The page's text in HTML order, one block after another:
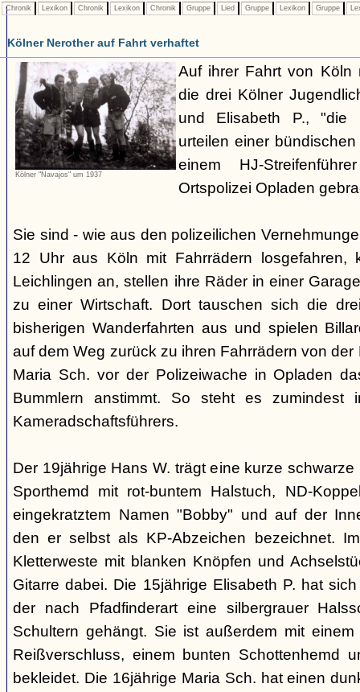
Chronik Lexikon Chronik Lexikon Chronik Gruppe Lied Gruppe Lexikon Gruppe
Kölner Nerother auf Fahrt verhaftet
Kölner "Navajos" um 1937
Auf ihrer Fahrt von Köln
die drei Kölner
und Elisabeth P., "die
urteilen einer
einem HJ-
Ortspolizei Opladen
Sie sind - wie aus den polizeilichen
12 Uhr aus Köln mit Fahrrädern losgefahren,
Leichlingen an, stellen ihre Räder in einer
zu einer Wirtschaft. Dort tauschen sich die
bisherigen Wanderfahrten aus und spielen
auf dem Weg zurück zu ihren Fahrrädern von
Maria Sch. vor der Polizeiwache in Opladen
Bummlern anstimmt. So steht es
Kameradschaftsführers.
Der 19jährige Hans W. trägt eine kurze
Sporthemd mit rot-buntem Halstuch, ND-
eingekratztem Namen "Bobby" und auf der
den er selbst als KP-Abzeichen bezeichnet.
Kletterweste mit blanken Knöpfen und
Gitarre dabei. Die 15jährige Elisabeth P. hat
der nach Pfadfinderart eine silbergrauer
Schultern gehängt. Sie ist außerdem mit
Reißverschluss, einem bunten Schottenhemd
bekleidet. Die 16jährige Maria Sch. hat einen